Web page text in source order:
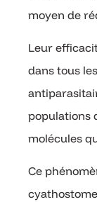
moyen de
Leur
dans tous
populations
molécules
Ce